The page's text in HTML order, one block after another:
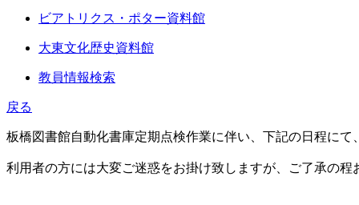
ビアトリクス・ポター資料館
大東文化歴史資料館
教員情報検索
戻る
板橋図書館自動化書庫定期点検作業に伴い、下記の日程に
利用者の方には大変ご迷惑をお掛け致しますが、ご了承の程